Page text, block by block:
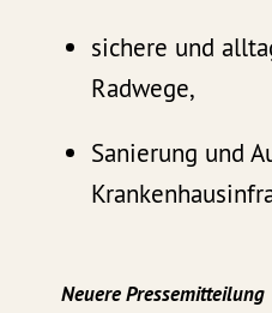
sichere und
Radwege,
Sanierung und
Neuere Pressemitteilung